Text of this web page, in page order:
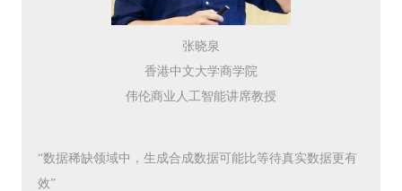
张晓泉
香港中文大学商学院
伟伦商业人工智能讲席教授
“数据稀缺领域中，生成合成数据可能比等待真实数据更有
效”